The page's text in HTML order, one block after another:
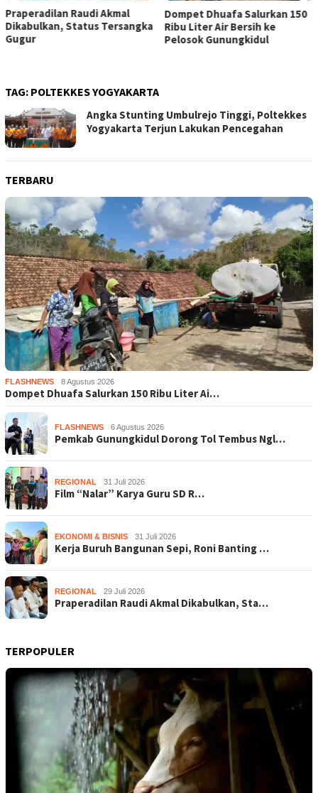
Praperadilan Raudi Akmal
Dikabulkan, Status Tersangka
Gugur
Dompet Dhuafa Salurkan 150
Ribu Liter Air Bersih ke
Pelosok Gunungkidul
TAG: POLTEKKES YOGYAKARTA
Angka Stunting Umbulrejo Tinggi, Poltekkes
Yogyakarta Terjun Lakukan Pencegahan
TERBARU
FLASHNEWS 8 Agustus 2026
Dompet Dhuafa Salurkan 150 Ribu Liter Ai…
FLASHNEWS 6 Agustus 2026
Pemkab Gunungkidul Dorong Tol Tembus Ngl…
REGIONAL 31 Juli 2026
Film “Nalar” Karya Guru SD R…
EKONOMI & BISNIS 31 Juli 2026
Kerja Buruh Bangunan Sepi, Roni Banting …
REGIONAL 29 Juli 2026
Praperadilan Raudi Akmal Dikabulkan, Sta…
TERPOPULER